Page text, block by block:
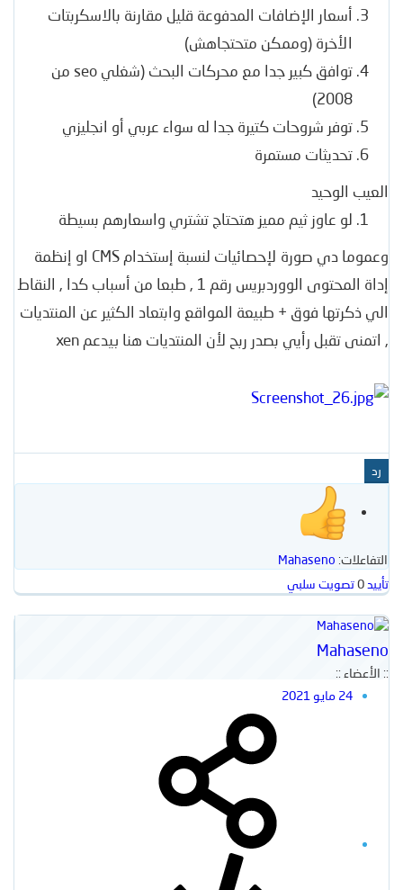
أسعار الإضافات المدفوعة قليل مقارنة بالاسكربتات
الأخرة (وممكن متحتجاهش)
توافق كبير جدا مع محركات البحث (شغلي seo من
2008)
توفر شروحات كتيرة جدا له سواء عربي أو انجليزي
تحديثات مستمرة
العيب الوحيد
لو عاوز ثيم مميز هتحتاج تشتري واسعارهم بسيطة
وعموما دي صورة لإحصائيات لنسبة إستخدام CMS او إنظمة
إداة المحتوى الووردبريس رقم 1 , طبعا من أسباب كدا , النقاط
الي ذكرتها فوق + طبيعة المواقع وابتعاد الكثير عن المنتديات
, اتمنى تقبل رأيي بصدر ربح لأن المنتديات هنا بيدعم xen
رد
التفاعلات: Mahaseno
تأييد 0تصويت سلبي
Mahaseno
:: الأعضاء ::
24 مايو 2021